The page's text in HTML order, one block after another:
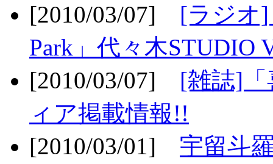
[2010/03/07] [ラジオ]
Park」代々木STUDIO
[2010/03/07] [雑誌]「
ィア掲載情報!!
[2010/03/01] 宇留斗